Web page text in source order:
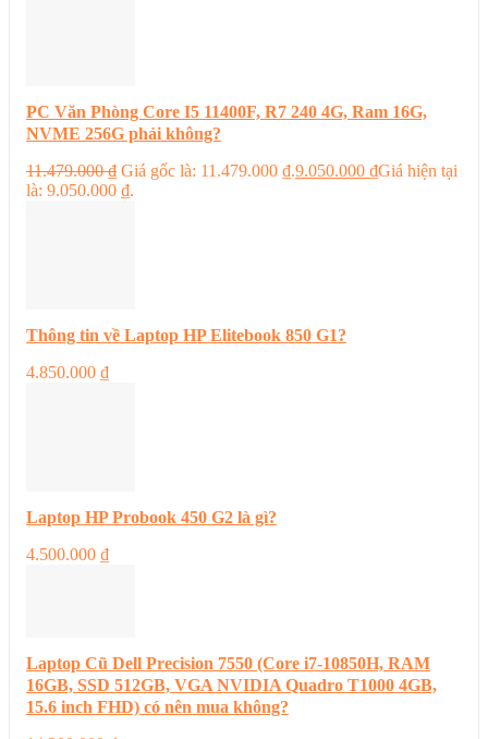
PC Văn Phòng Core I5 11400F, R7 240 4G, Ram 16G,
NVME 256G phải không?
11.479.000₫ Giá gốc là: 11.479.000 ₫.9.050.000 ₫Giá hiện tại
là: 9.050.000 ₫.
Thông tin về Laptop HP Elitebook 850 G1?
4.850.000 ₫
Laptop HP Probook 450 G2 là gì?
4.500.000 ₫
Laptop Cũ Dell Precision 7550 (Core i7-10850H, RAM
16GB, SSD 512GB, VGA NVIDIA Quadro T1000 4GB,
15.6 inch FHD) có nên mua không?